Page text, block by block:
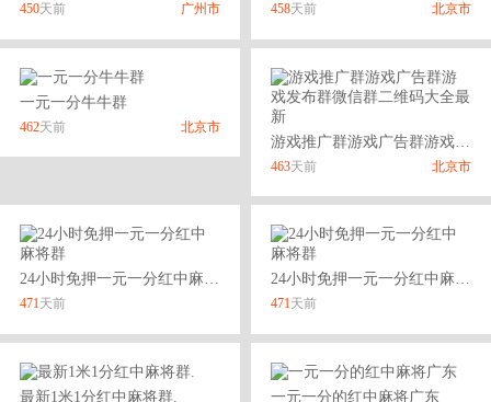
450天前 广州市 458天前 北京市
一元一分牛牛群
462天前 北京市
游戏推广群游戏广告群游戏发布群微信群二维码大全最新
463天前 北京市
24小时免押一元一分红中麻将群
471天前
24小时免押一元一分红中麻将群
471天前
最新1米1分红中麻将群. 一元一分的红中麻将广东